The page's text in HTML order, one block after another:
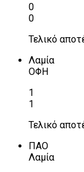
0
0
Τελικό
Λαμία
ΟΦΗ
1
1
Τελικό
ΠΑΟ
Λαμία